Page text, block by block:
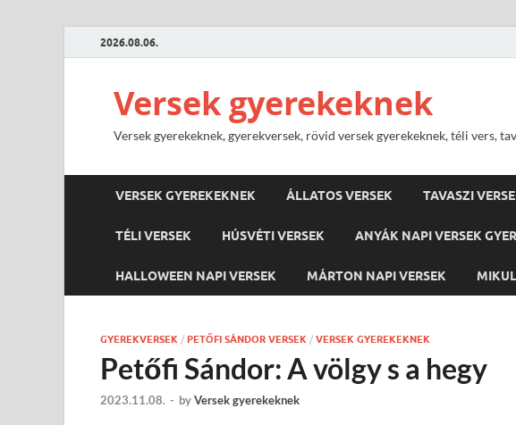
2026.08.06.
Versek gyerekeknek
Versek gyerekeknek, gyerekversek, rövid versek gyerekeknek, téli vers,
VERSEK GYEREKEKNEK ÁLLATOS VERSEK TAVASZI
TÉLI VERSEK HÚSVÉTI VERSEK ANYÁK NAPI VERSEK
HALLOWEEN NAPI VERSEK MÁRTON NAPI VERSEK
GYEREKVERSEK / PETŐFI SÁNDOR VERSEK / VERSEK GYEREKEKNEK
Petőfi Sándor: A völgy s a hegy
2023.11.08. - byVersek gyerekeknek